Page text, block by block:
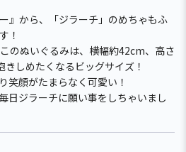
』から、「ジラーチ」のめちゃもふ
！
のぬいぐるみは、横幅約42cm、高さ
しめたくなるビッグサイズ！
笑顔がたまらなく可愛い！
日ジラーチに願い事をしちゃいまし